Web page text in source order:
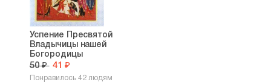
Успение Пресвятой
Владычицы нашей
Богородицы
50 ₽ 41 ₽
Понравилось 42 людям